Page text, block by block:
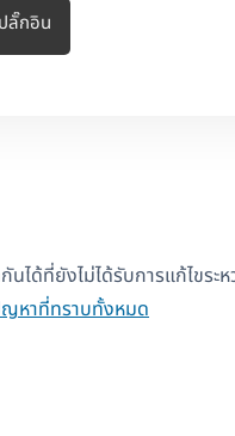
ลั๊กอิน
นได้ที่ยังไม่ได้รับการแก้ไขระ
หาที่ทราบทั้งหมด